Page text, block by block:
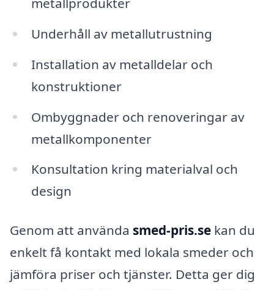
Underhåll av metallutrustning
Installation av metalldelar och
konstruktioner
Ombyggnader och renoveringar av
metallkomponenter
Konsultation kring materialval och
design
Genom att använda smed-pris.se kan du
enkelt få kontakt med lokala smeder och
jämföra priser och tjänster. Detta ger dig